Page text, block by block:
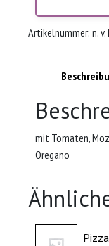
Artikelnummer: n. v.
mit Tomaten,
Oregano
Pizza